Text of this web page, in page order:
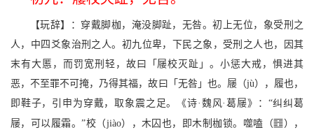
【玩辞】：穿戴脚枷，淹没脚趾，无咎。初上无位，象受刑之
人，中四爻象治刑之人。初九位卑，下民之象，受刑之人也，因其
末有大慝，而罚宽刑轻，故曰「屦校灭趾」。小惩大戒，惧进其
恶，不至罪不可掩，乃得其福，故曰「无咎」也。屦（jù），履也，
即鞋子，引申为穿戴，取象震之足。《诗·魏风·葛屦》：“纠纠葛
屦，可以履霜。”校（jiào），木囚也，即木制枷锁。噬嗑（z），